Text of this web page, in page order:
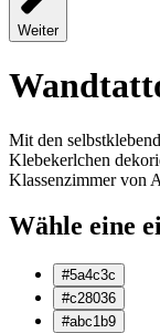
Weiter
Mit den
Klebekerlchen
Klassenzimmer von
Wähle eine
#5a4c3c
#c28036
#abc1b9